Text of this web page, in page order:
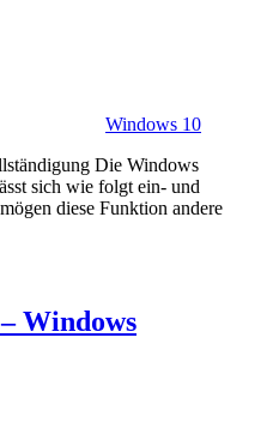
Windows 10
Die Windows
sich wie folgt ein- und
diese Funktion andere
Windows